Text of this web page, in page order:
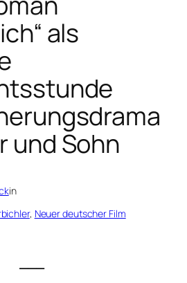
als
und Sohn
in
, Neuer deutscher Film